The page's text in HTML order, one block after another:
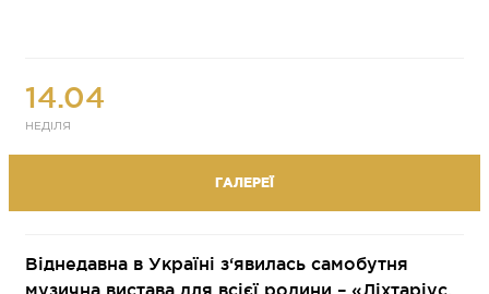
14.04
НЕДІЛЯ
ГАЛЕРЕЇ
Віднедавна в Україні з‘явилась самобутня
музична вистава для всієї родини – «Ліхтаріус.